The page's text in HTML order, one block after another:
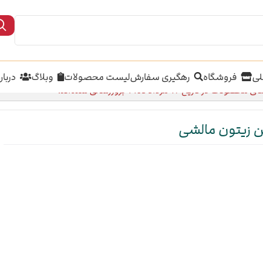
فروشگاه رهگیری سفارشلیست محصولات وبلاگ
در تاریخ 17 مرداد 1405 بروزرسانی شده‌اند.
زیتون مالشی